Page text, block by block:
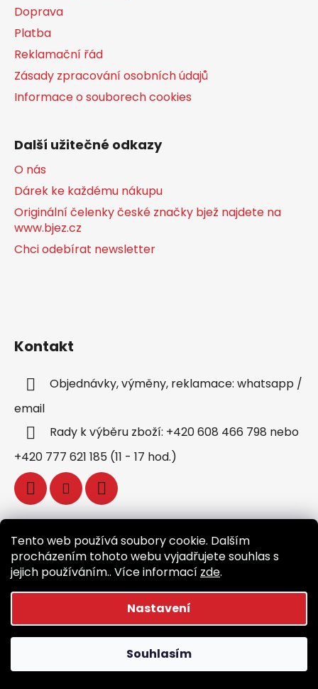
Tento web používá soubory cookie. Dalším
procházením tohoto webu vyjadřujete souhlas s
jejich používáním.. Více informací zde.
Nastavení
Souhlasím
Doprava
Platba
Reklamační řád
Zásady zpracování osobních údajů
Informace o souborech cookies
Další užitečné odkazy
O nás
Dárek ke každému nákupu
Originální čelenky české značky bjež najdete na
www.bjez.cz
Chci odebírat newsletter
Kontakt
Objednávky, výměny, reklamace: whatsapp /
email
Rady k výběru zboží: +420 608 466 798 nebo
+420 777 621 185 (11 - 17 hod.)
Instagram
Sledovat na Instagramu
Facebook